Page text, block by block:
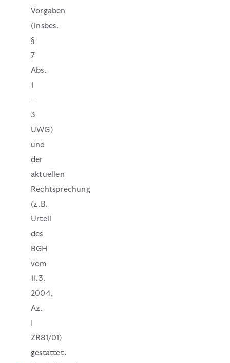
Vorgaben
(insbes.
§
7
Abs.
1
–
3
UWG)
und
der
aktuellen
Rechtsprechung
(z.B.
Urteil
des
BGH
vom
11.3.
2004,
Az.
ZR81/01)
gestattet.